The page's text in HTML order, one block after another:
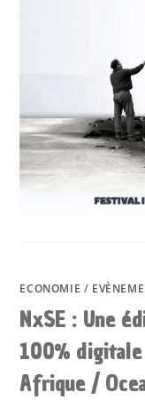
ECONOMIE /
NxSE : Une
100%
Afrique /